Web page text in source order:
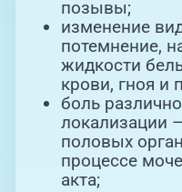
позывы;
изменение
потемнение,
жидкости
крови, гноя и
боль
локализации
половых
процессе
акта;